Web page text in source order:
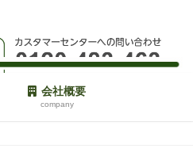
会社概要
company